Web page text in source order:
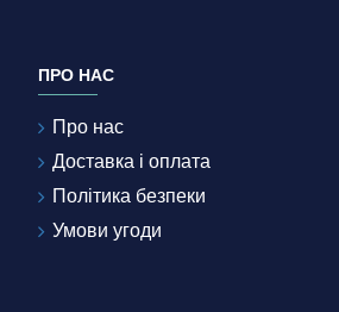
ПРО НАС
Про нас
Доставка і оплата
Політика безпеки
Умови угоди